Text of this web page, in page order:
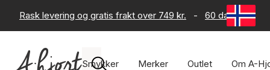
Rask levering og gratis frakt over 749 kr. - 60 dagers
Smykker Merker Outlet Om A-